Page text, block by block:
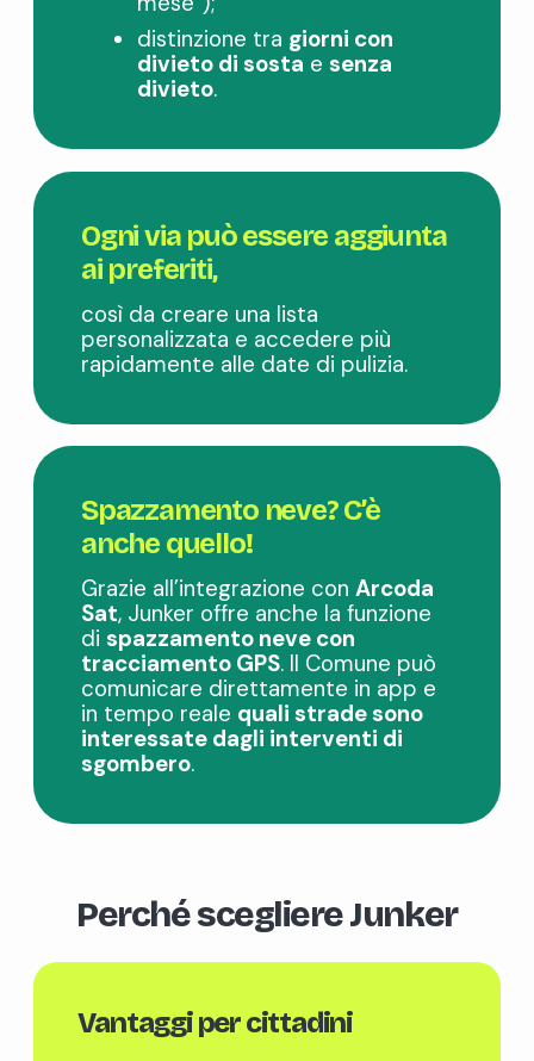
distinzione tra giorni con
divieto di sosta e senza
divieto.
Ogni via può essere aggiunta
ai preferiti,
così da creare una lista
personalizzata e accedere più
rapidamente alle date di pulizia.
Spazzamento neve? C’è
anche quello!
Grazie all’integrazione con Arcoda
Sat, Junker offre anche la funzione
di spazzamento neve con
tracciamento GPS. Il Comune può
comunicare direttamente in app e
in tempo reale quali strade sono
interessate dagli interventi di
sgombero.
Perché scegliere Junker
Vantaggi per cittadini